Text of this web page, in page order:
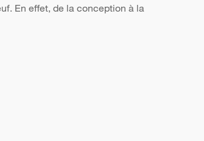
En effet, de la conception à la